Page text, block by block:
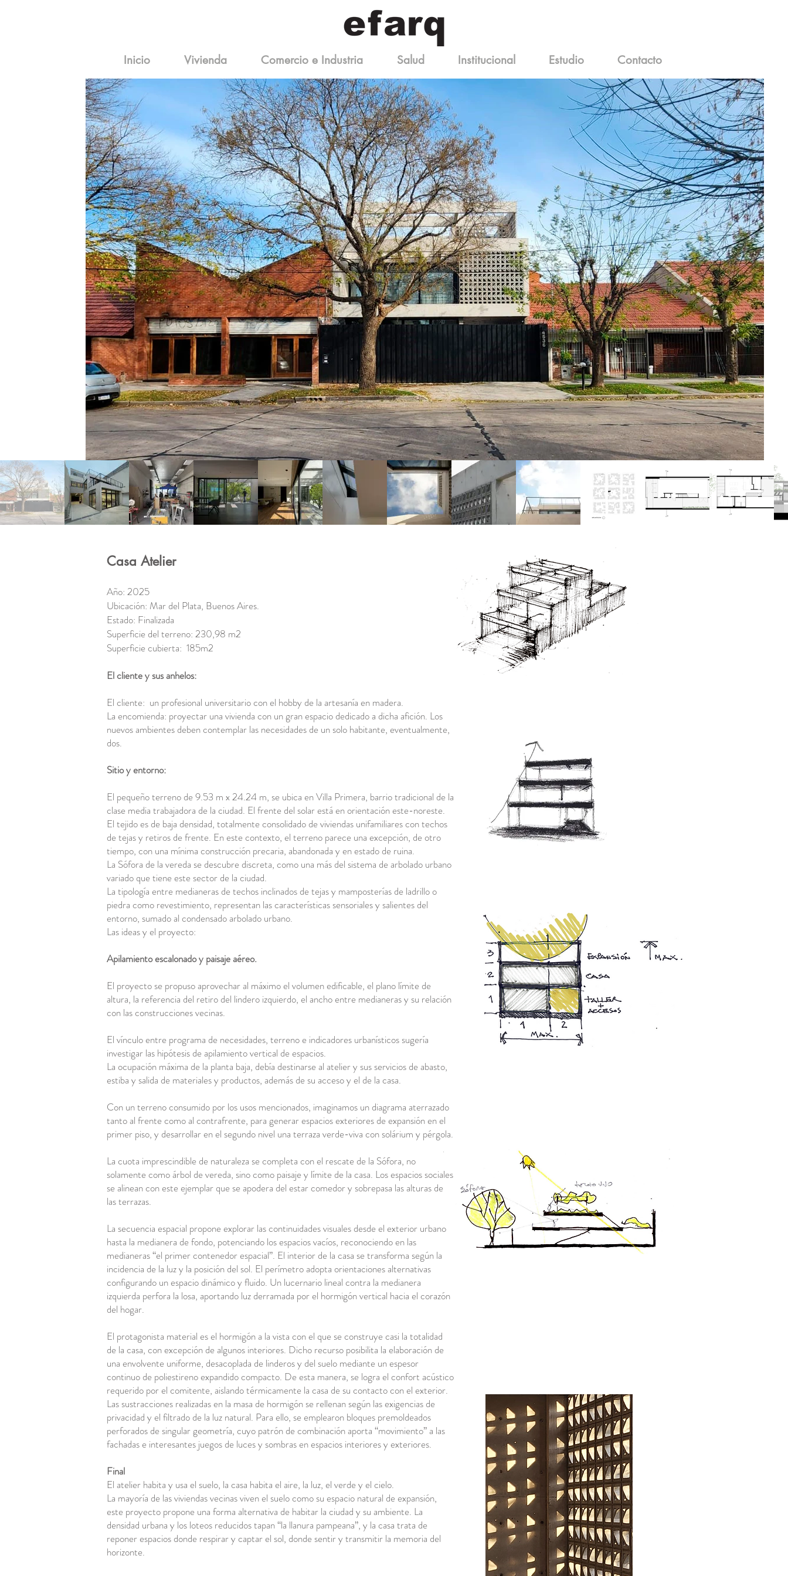
Inicio Vivienda Comercio e Industria Salud Institucional Estudio Contacto
Casa Atelier
Año: 2025
Ubicación: Mar del Plata, Buenos Aires.
Estado: Finalizada
Superficie del terreno: 230,98 m2
Superficie cubierta: 185m2
El cliente y sus anhelos:
El cliente: un profesional universitario con el hobby de la artesanía en madera.
La encomienda: proyectar una vivienda con un gran espacio dedicado a dicha afición. Los
nuevos ambientes deben contemplar las necesidades de un solo habitante, eventualmente,
dos.
Sitio y entorno:
El pequeño terreno de 9.53 m x 24.24 m, se ubica en Villa Primera, barrio tradicional de la
clase media trabajadora de la ciudad. El frente del solar está en orientación este-noreste.
El tejido es de baja densidad, totalmente consolidado de viviendas unifamiliares con techos
de tejas y retiros de frente. En este contexto, el terreno parece una excepción, de otro
tiempo, con una mínima construcción precaria, abandonada y en estado de ruina.
La Sófora de la vereda se descubre discreta, como una más del sistema de arbolado urbano
variado que tiene este sector de la ciudad.
La tipología entre medianeras de techos inclinados de tejas y mamposterías de ladrillo o
piedra como revestimiento, representan las características sensoriales y salientes del
entorno, sumado al condensado arbolado urbano.
Las ideas y el proyecto:
Apilamiento escalonado y paisaje aéreo.
El proyecto se propuso aprovechar al máximo el volumen edificable, el plano límite de
altura, la referencia del retiro del lindero izquierdo, el ancho entre medianeras y su relación
con las construcciones vecinas.
El vínculo entre programa de necesidades, terreno e indicadores urbanísticos sugería
investigar las hipótesis de apilamiento vertical de espacios.
La ocupación máxima de la planta baja, debía destinarse al atelier y sus servicios de abasto,
estiba y salida de materiales y productos, además de su acceso y el de la casa.
Con un terreno consumido por los usos mencionados, imaginamos un diagrama aterrazado
tanto al frente como al contrafrente, para generar espacios exteriores de expansión en el
primer piso, y desarrollar en el segundo nivel una terraza verde-viva con solárium y pérgola.
La cuota imprescindible de naturaleza se completa con el rescate de la Sófora, no
solamente como árbol de vereda, sino como paisaje y límite de la casa. Los espacios sociales
se alinean con este ejemplar que se apodera del estar comedor y sobrepasa las alturas de
las terrazas.
La secuencia espacial propone explorar las continuidades visuales desde el exterior urbano
hasta la medianera de fondo, potenciando los espacios vacíos, reconociendo en las
medianeras “el primer contenedor espacial”. El interior de la casa se transforma según la
incidencia de la luz y la posición del sol. El perímetro adopta orientaciones alternativas
configurando un espacio dinámico y fluido. Un lucernario lineal contra la medianera
izquierda perfora la losa, aportando luz derramada por el hormigón vertical hacia el corazón
del hogar.
El protagonista material es el hormigón a la vista con el que se construye casi la totalidad
de la casa, con excepción de algunos interiores. Dicho recurso posibilita la elaboración de
una envolvente uniforme, desacoplada de linderos y del suelo mediante un espesor
continuo de poliestireno expandido compacto. De esta manera, se logra el confort acústico
requerido por el comitente, aislando térmicamente la casa de su contacto con el exterior.
Las sustracciones realizadas en la masa de hormigón se rellenan según las exigencias de
privacidad y el filtrado de la luz natural. Para ello, se emplearon bloques premoldeados
perforados de singular geometría, cuyo patrón de combinación aporta “movimiento” a las
fachadas e interesantes juegos de luces y sombras en espacios interiores y exteriores.
Final
El atelier habita y usa el suelo, la casa habita el aire, la luz, el verde y el cielo.
La mayoría de las viviendas vecinas viven el suelo como su espacio natural de expansión,
este proyecto propone una forma alternativa de habitar la ciudad y su ambiente. La
densidad urbana y los loteos reducidos tapan “la llanura pampeana”, y la casa trata de
reponer espacios donde respirar y captar el sol, donde sentir y transmitir la memoria del
horizonte.